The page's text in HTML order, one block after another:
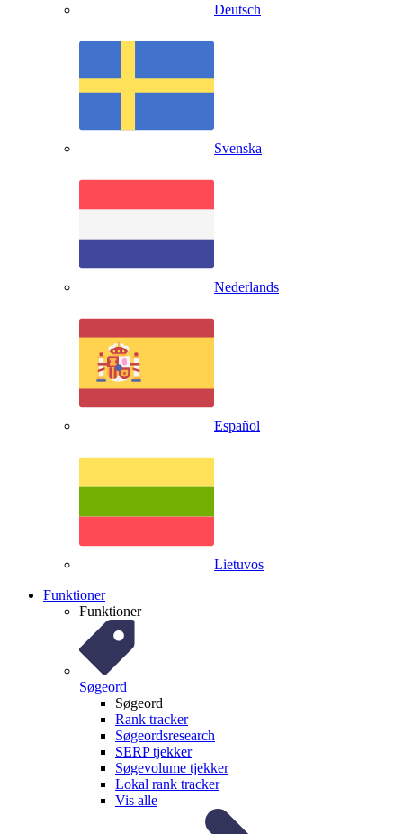
Deutsch
Svenska
Nederlands
Español
Lietuvos
Funktioner
Funktioner
Søgeord
Søgeord
Rank tracker
Søgeordsresearch
SERP tjekker
Søgevolume tjekker
Lokal rank tracker
Vis alle